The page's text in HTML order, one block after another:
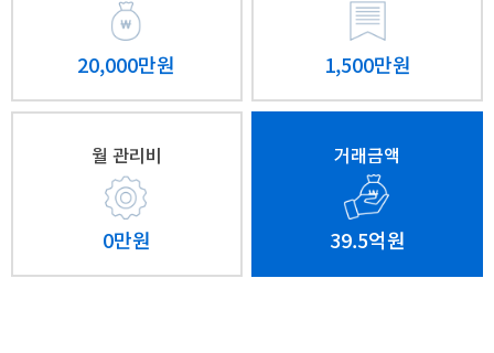
20,000만원 1,500만원
월 관리비
0만원
거래금액
39.5억원